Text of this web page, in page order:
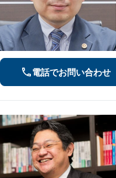
電話でお問い合わせ